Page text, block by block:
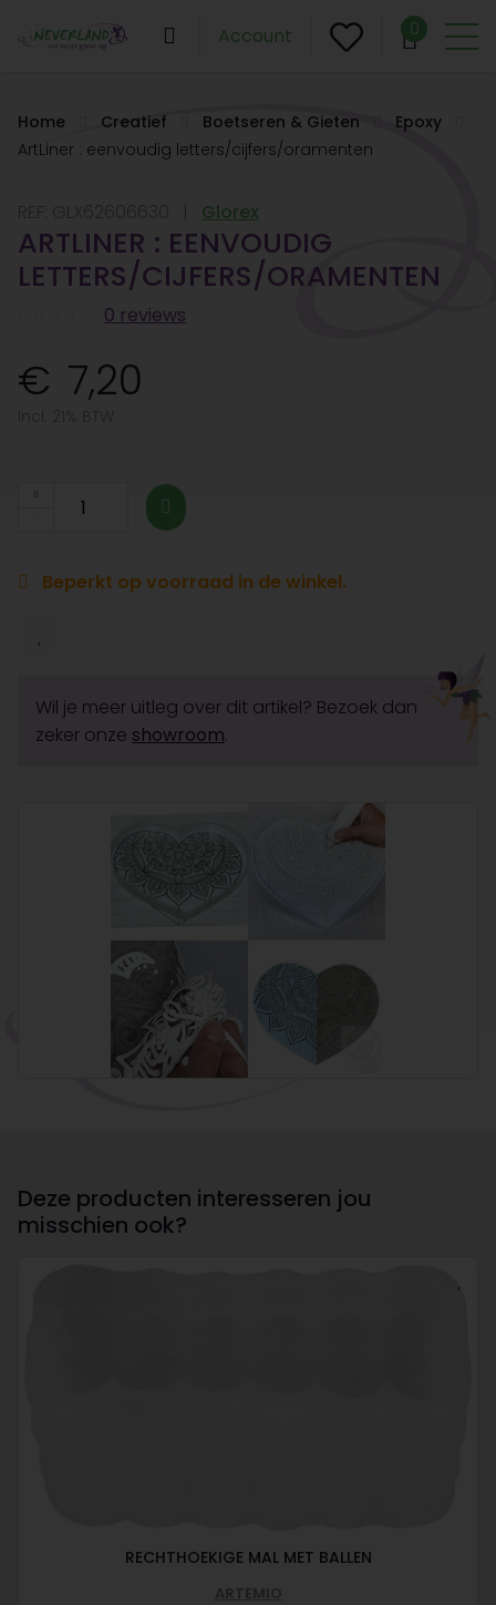
Account 0
Home Creatief Boetseren & Gieten
Epoxy
ArtLiner : eenvoudig letters/cijfers/oramenten
Glorex
ARTLINER : EENVOUDIG
LETTERS/CIJFERS/ORAMENTEN
0 reviews
7,20
Beperkt op voorraad in de winkel.
Wil je meer uitleg over dit artikel? Bezoek dan
zeker onze showroom.
Deze producten interesseren jou
misschien ook?
RECHTHOEKIGE MAL MET BALLEN
ARTEMIO